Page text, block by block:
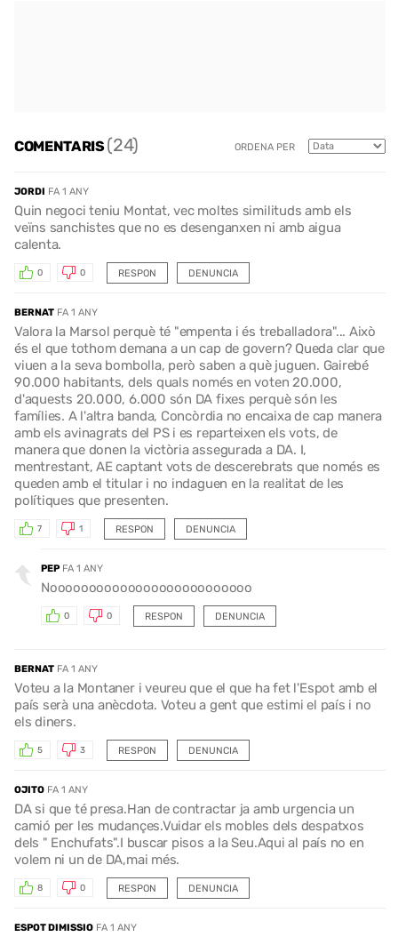
COMENTARIS(24) ORDENA PER
JORDI FA 1 ANY
Quin negoci teniu Montat, vec moltes similituds amb els
veïns sanchistes que no es desenganxen ni amb aigua
calenta.
RESPON
0 0 DENUNCIA
BERNAT FA 1 ANY
Valora la Marsol perquè té "empenta i és treballadora"... Això
és el que tothom demana a un cap de govern? Queda clar que
viuen a la seva bombolla, però saben a què juguen. Gairebé
90.000 habitants, dels quals només en voten 20.000,
d'aquests 20.000, 6.000 són DA fixes perquè són les
famílies. A l'altra banda, Concòrdia no encaixa de cap manera
amb els avinagrats del PS i es reparteixen els vots, de
manera que donen la victòria assegurada a DA. I,
mentrestant, AE captant vots de descerebrats que només es
queden amb el titular i no indaguen en la realitat de les
polítiques que presenten.
RESPON
7 1 DENUNCIA
PEP FA 1 ANY
Noooooooooooooooooooooooooo
RESPON
0 0 DENUNCIA
BERNAT FA 1 ANY
Voteu a la Montaner i veureu que el que ha fet l'Espot amb el
país serà una anècdota. Voteu a gent que estimi el país i no
els diners.
RESPON
5 3 DENUNCIA
OJITO FA 1 ANY
DA si que té presa.Han de contractar ja amb urgencia un
camió per les mudançes.Vuidar els mobles dels despatxos
dels " Enchufats".I buscar pisos a la Seu.Aqui al país no en
volem ni un de DA,mai més.
RESPON
8 0 DENUNCIA
ESPOT DIMISSIO FA 1 ANY